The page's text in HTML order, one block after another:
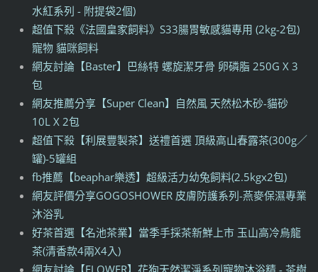
水紅系列 - 附提袋2個)
超值下殺《法國皇家飼料》S33腸胃敏感貓專用 (2kg-2包)
寵物 貓咪飼料
網友討論【Baster】巴絲特 螺旋潔牙骨 卵磷脂 250G X 3
包
網友推薦分享【Super Clean】自然風 天然松木砂-貓砂
10L X 2包
超值下殺【利展豐製茶】送禮首選 頂級高山春露茶(300g／
罐)-5罐組
fb推薦【beaphar樂透】超級活力幼兔飼料(2.5kgx2包)
網友評價分享GOGOSHOWER 皮膚防護系列-燕麥保濕專業
沐浴乳
好茶首選【名池茶業】當季手採茶新鮮上市 玉山高冷烏龍
茶(清香款4兩X4入)
網友討論【FLOWER】花狗天然潔淨系列寵物沐浴精 - 茶樹